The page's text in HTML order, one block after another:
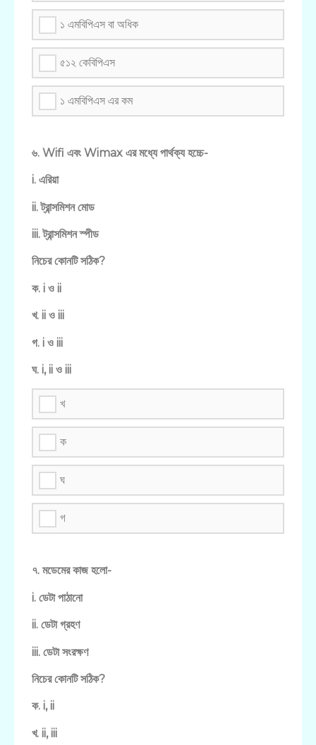
১ এমবিপিএস বা অধিক
৫১২ কেবিপিএস
১ এমবিপিএস এর কম
৬. Wifi এবং Wimax এর মধ্যে পার্থক্য হচ্চে-
i. এরিয়া
ii. ট্রান্সমিশন মোড
iii. ট্রান্সমিশন স্পীড
নিচের কোনটি সঠিক?
ক. i ও ii
খ. ii ও iii
গ. i ও iii
ঘ. i, ii ও iii
খ
ক
ঘ
গ
৭. মডেমের কাজ হলো-
i. ডেটা পাঠানো
ii. ডেটা গ্রহণ
iii. ডেটা সংরক্ষণ
নিচের কোনটি সঠিক?
ক. i, ii
খ. ii, iii